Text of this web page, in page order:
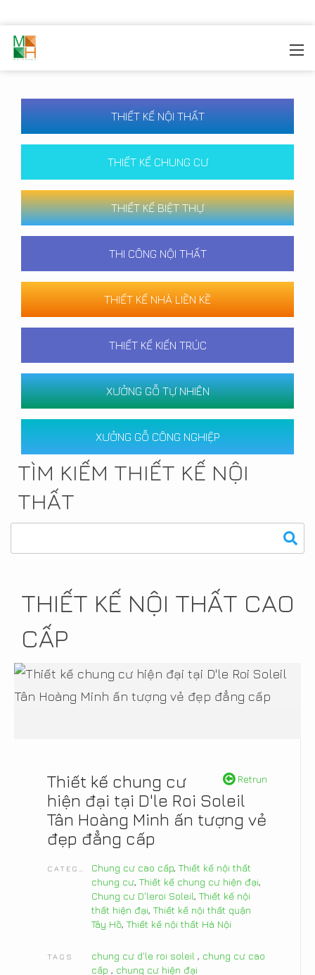
THIẾT KẾ NỘI THẤT
THIẾT KẾ CHUNG CƯ
THIẾT KẾ BIỆT THỰ
THI CÔNG NỘI THẤT
THIẾT KẾ NHÀ LIỀN KỀ
THIẾT KẾ KIẾN TRÚC
XƯỞNG GỖ TỰ NHIÊN
XƯỞNG GỖ CÔNG NGHIỆP
TÌM KIẾM THIẾT KẾ NỘI
THẤT
THIẾT KẾ NỘI THẤT CAO
CẤP
Retrun
Thiết kế chung cư
hiện đại tại D'le Roi Soleil
Tân Hoàng Minh ấn tượng vẻ
đẹp đẳng cấp
Chung cư cao cấp, Thiết kế nội thất
chung cư, Thiết kế chung cư hiện đại,
Chung cư D'leroi Soleil, Thiết kế nội
thất hiện đại, Thiết kế nội thất quận
Tây Hồ, Thiết kế nội thất Hà Nội
TAGS chung cư d'le roi soleil , chung cư cao
cấp , chung cư hiện đại